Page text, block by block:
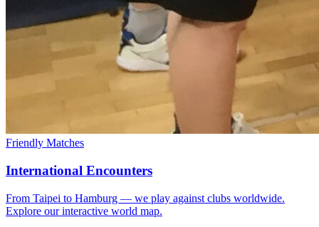
Friendly Matches
International Encounters
From Taipei to Hamburg — we play against clubs worldwide.
Explore our interactive world map.